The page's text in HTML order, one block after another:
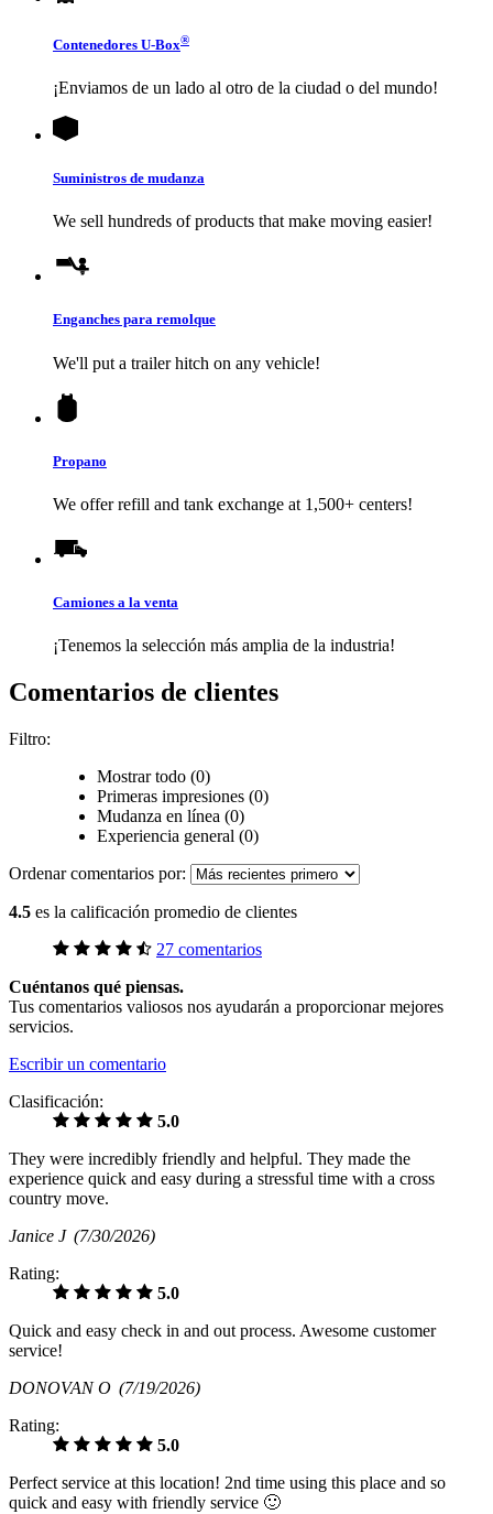
Contenedores U-Box®
¡Enviamos de un lado al otro de la ciudad o del mundo!
Suministros de mudanza
We sell hundreds of products that make moving easier!
Enganches para remolque
We'll put a trailer hitch on any vehicle!
Propano
We offer refill and tank exchange at 1,500+ centers!
Camiones a la venta
¡Tenemos la selección más amplia de la industria!
Comentarios de clientes
Filtro:
Mostrar todo (0)
Primeras impresiones (0)
Mudanza en línea (0)
Experiencia general (0)
Ordenar comentarios por:
4.5 es la calificación promedio de clientes
27 comentarios
Cuéntanos qué piensas.
Tus comentarios valiosos nos ayudarán a proporcionar mejores
servicios.
Escribir un comentario
Clasificación:
5.0
They were incredibly friendly and helpful. They made the
experience quick and easy during a stressful time with a cross
country move.
Janice J (7/30/2026)
Rating:
5.0
Quick and easy check in and out process. Awesome customer
service!
DONOVAN O (7/19/2026)
Rating:
5.0
Perfect service at this location! 2nd time using this place and so
quick and easy with friendly service 🙂